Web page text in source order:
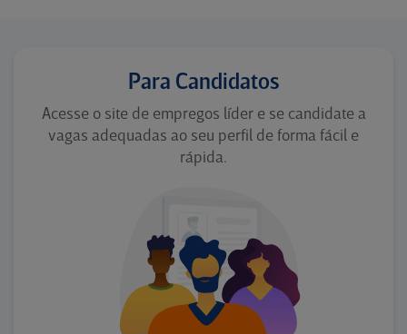
Para Candidatos
Acesse o site de empregos líder e se candidate a
vagas adequadas ao seu perfil de forma fácil e
rápida.